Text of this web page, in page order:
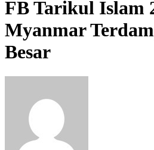
FB Tarikul Islam
Myanmar
Besar